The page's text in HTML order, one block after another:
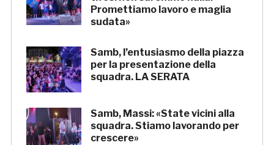
Promettiamo lavoro e maglia
sudata»
Samb, l’entusiasmo della piazza
per la presentazione della
squadra. LA SERATA
Samb, Massi: «State vicini alla
squadra. Stiamo lavorando per
crescere»